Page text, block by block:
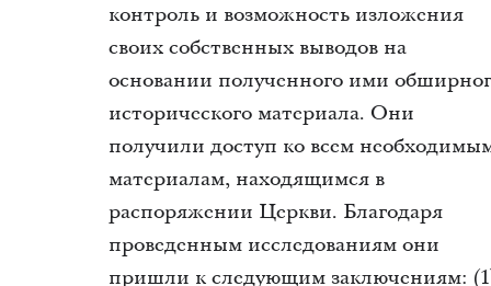
контроль и возможность изложения
своих собственных выводов на
основании полученного ими
исторического материала. Они
получили доступ ко всем
материалам, находящимся в
распоряжении Церкви. Благодаря
проведенным исследованиям они
пришли к следующим заключениям: